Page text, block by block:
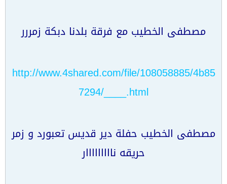
مصطفى الخطيب مع فرقة بلدنا دبكة زمررر
http://www.4shared.com/file/108058885/4b85
7294/____.html
مصطفى الخطيب حفلة دير قديس تعبورد و زمر
حريقه نااااااااار